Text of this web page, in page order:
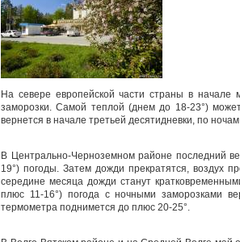
На севере европейской части страны в
заморозки. Самой теплой (днем до 18-23°)
вернется в начале третьей десятидневки, по
В Центрально-Черноземном районе последний
19°) погоды. Затем дожди прекратятся, воздух
середине месяца дожди станут
плюс 11-16°) погода с ночными заморозками
термометра поднимется до плюс 20-25°.